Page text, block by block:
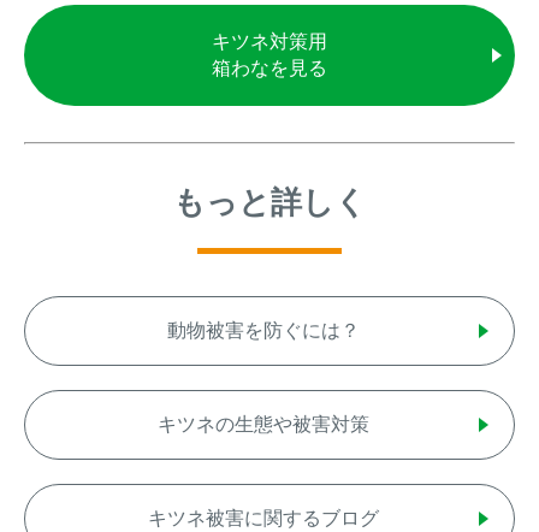
キツネ対策用
箱わなを見る
もっと詳しく
動物被害を防ぐには？
キツネの生態や被害対策
キツネ被害に関するブログ